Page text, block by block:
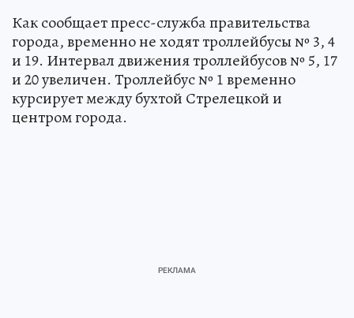
Как сообщает пресс-служба правительства
города, временно не ходят троллейбусы № 3, 4
и 19. Интервал движения троллейбусов № 5, 17
и 20 увеличен. Троллейбус № 1 временно
курсирует между бухтой Стрелецкой и
центром города.